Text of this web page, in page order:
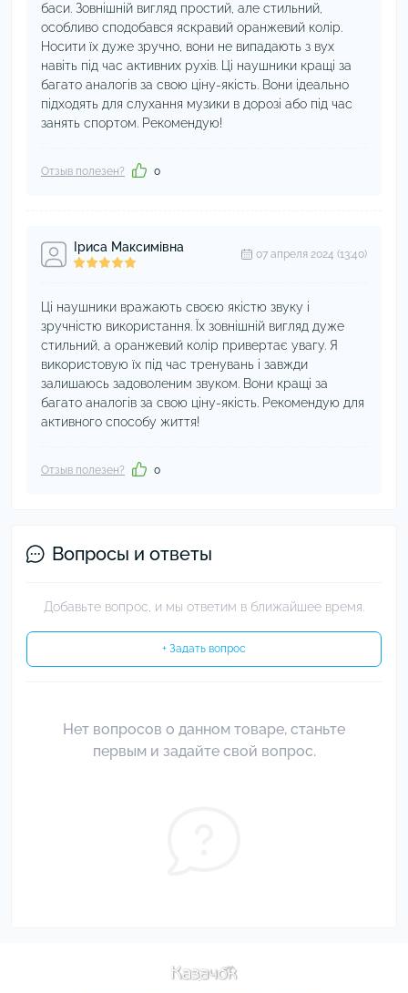
баси. Зовнішній вигляд простий, але стильний,
особливо сподобався яскравий оранжевий колір.
Носити їх дуже зручно, вони не випадають з вух
навіть під час активних рухів. Ці наушники кращі за
багато аналогів за свою ціну-якість. Вони ідеально
підходять для слухання музики в дорозі або під час
занять спортом. Рекомендую!
Отзыв полезен? 0
Іриса Максимівна 07 апреля 2024 (13:40)
Ці наушники вражають своєю якістю звуку і
зручністю використання. Їх зовнішній вигляд дуже
стильний, а оранжевий колір привертає увагу. Я
використовую їх під час тренувань і завжди
залишаюсь задоволеним звуком. Вони кращі за
багато аналогів за свою ціну-якість. Рекомендую для
активного способу життя!
Отзыв полезен? 0
Вопросы и ответы
Добавьте вопрос, и мы ответим в ближайшее время.
+ Задать вопрос
Нет вопросов о данном товаре, станьте
первым и задайте свой вопрос.